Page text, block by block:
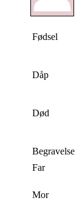
Fødsel
Dåp
Død
Begravelse
Far
Mor